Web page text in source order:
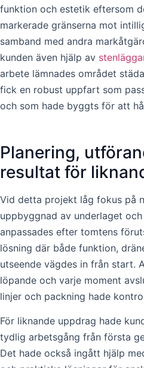
funktion och estetik eftersom
markerade gränserna mot
samband med andra
kunden även hjälp av
arbete lämnades området
fick en robust uppfart som
och som hade byggts för att
Planering,
resultat för
Vid detta projekt låg fokus på
uppbyggnad av underlaget
anpassades efter tomtens
lösning där både funktion,
utseende vägdes in från start.
löpande och varje moment
linjer och packning hade
För liknande uppdrag hade
tydlig arbetsgång från första
Det hade också ingått hjälp